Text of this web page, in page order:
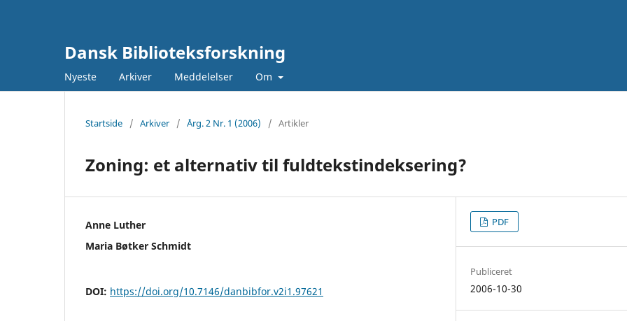
Dansk Biblioteksforskning
Nyeste Arkiver Meddelelser Om
Startside / Arkiver / Årg. 2 Nr. 1 (2006) / Artikler
Zoning: et alternativ til fuldtekstindeksering?
Anne Luther
Maria Bøtker Schmidt
DOI: https://doi.org/10.7146/danbibfor.v2i1.97621
PDF
Publiceret
2006-10-30